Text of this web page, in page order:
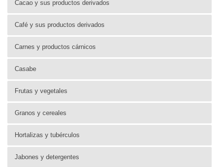
Cacao y sus productos derivados
Café y sus productos derivados
Carnes y productos cárnicos
Casabe
Frutas y vegetales
Granos y cereales
Hortalizas y tubérculos
Jabones y detergentes